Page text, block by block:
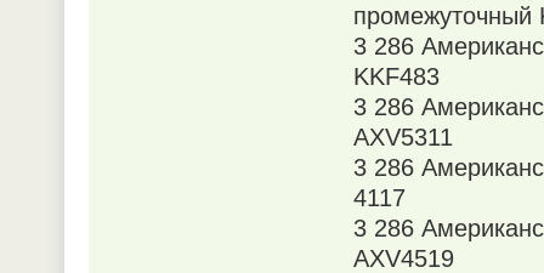
промежуточный
3 286
KKF483
3 286
AXV5311
3 286
4117
3 286
AXV4519